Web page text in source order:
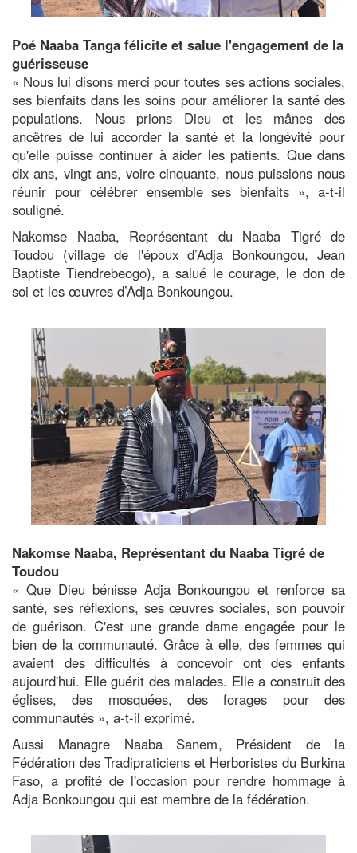
Poé Naaba Tanga félicite et salue l'engagement de la
guérisseuse
« Nous lui disons merci pour toutes ses actions sociales,
ses bienfaits dans les soins pour améliorer la santé des
populations. Nous prions Dieu et les mânes des
ancêtres de lui accorder la santé et la longévité pour
qu'elle puisse continuer à aider les patients. Que dans
dix ans, vingt ans, voire cinquante, nous puissions nous
réunir pour célébrer ensemble ses bienfaits », a-t-il
souligné.
Nakomse Naaba, Représentant du Naaba Tigré de
Toudou (village de l'époux d’Adja Bonkoungou, Jean
Baptiste Tiendrebeogo), a salué le courage, le don de
soi et les œuvres d’Adja Bonkoungou.
Image
Nakomse Naaba, Représentant du Naaba Tigré de
Toudou
« Que Dieu bénisse Adja Bonkoungou et renforce sa
santé, ses réflexions, ses œuvres sociales, son pouvoir
de guérison. C'est une grande dame engagée pour le
bien de la communauté. Grâce à elle, des femmes qui
avaient des difficultés à concevoir ont des enfants
aujourd'hui. Elle guérit des malades. Elle a construit des
églises, des mosquées, des forages pour des
communautés », a-t-il exprimé.
Aussi Managre Naaba Sanem, Président de la
Fédération des Tradipraticiens et Herboristes du Burkina
Faso, a profité de l'occasion pour rendre hommage à
Adja Bonkoungou qui est membre de la fédération.
Image